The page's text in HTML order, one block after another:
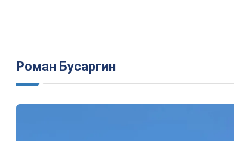
Роман Бусаргин